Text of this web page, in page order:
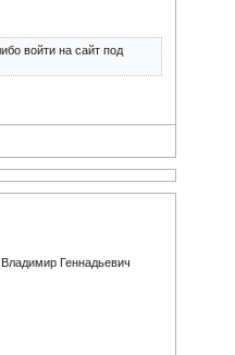
войти на сайт под
Геннадьевич